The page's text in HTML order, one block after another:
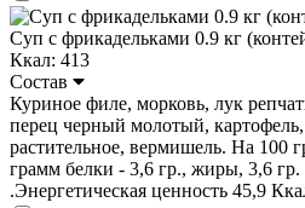
Суп с фрикадельками 0.9 кг
Ккал: 413
Состав
Куриное филе, морковь, лук
перец черный молотый,
растительное, вермишель. На 100
грамм белки - 3,6 гр., жиры, 3,6 гр.
.Энергетическая ценность 45,9